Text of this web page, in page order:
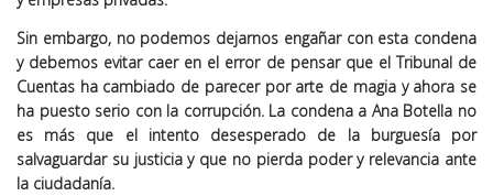
Sin embargo, no podemos dejarnos engañar con esta condena
y debemos evitar caer en el error de pensar que el Tribunal de
Cuentas ha cambiado de parecer por arte de magia y ahora se
ha puesto serio con la corrupción. La condena a Ana Botella no
es más que el intento desesperado de la burguesía por
salvaguardar su justicia y que no pierda poder y relevancia ante
la ciudadanía.